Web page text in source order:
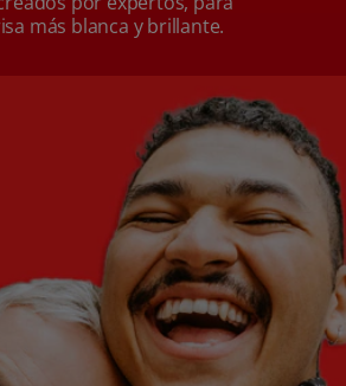
más blanca y brillante.